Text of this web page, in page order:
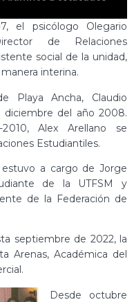
el psicólogo Olegario
de Relaciones
social de la unidad,
interina.
Playa Ancha, Claudio
diciembre del año 2008.
Alex Arellano se
Estudiantiles.
estuvo a cargo de Jorge
de la UTFSM y
de la Federación de
septiembre de 2022, la
Arenas, Académica del
Desde octubre